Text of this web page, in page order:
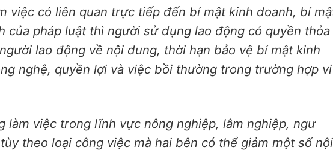
việc có liên quan trực tiếp đến bí mật kinh doanh, bí
của pháp luật thì người sử dụng lao động có quyền thỏa
lao động về nội dung, thời hạn bảo vệ bí mật kinh
nghệ, quyền lợi và việc bồi thường trong trường hợp vi
làm việc trong lĩnh vực nông nghiệp, lâm nghiệp, ngư
theo loại công việc mà hai bên có thể giảm một số nội